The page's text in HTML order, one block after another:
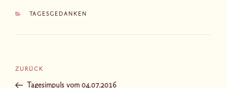
KATEGORIEN
TAGESGEDANKEN
Beitragsnavigation
Vorheriger
Beitrag
ZURÜCK
Tagesimpuls vom 04.07.2016